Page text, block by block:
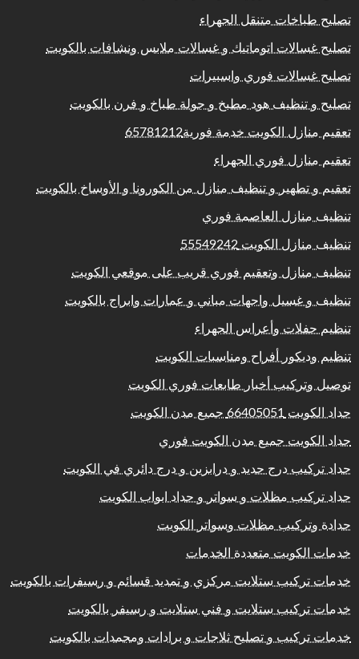
تصليح طباخات متنقل الجهراء
تصليح غسالات اتوماتيك و غسالات ملابس ونشافات بالكويت
تصليح غسالات فوري واسبيرات
تصليح و تنظيف هود مطبخ و جولة طباخ و فرن بالكويت
تعقيم منازل الكويت خدمة فورية65781212
تعقيم منازل فوري الجهراء
تعقيم و تطهير و تنظيف منازل من الكورونا و الأوساخ بالكويت
تنظيف منازل العاصمة فوري
تنظيف منازل الكويت 55549242
تنظيف منازل وتعقيم فوري قريب على موقعي الكويت
تنظيف و غسيل واجهات مباني و عمارات وابراج بالكويت
تنظيم حفلات وأعراس الجهراء
تنظيم وديكور أفراح ومناسبات الكويت
توصيل وتركيب أخبار طابعات فوري الكويت
حداد الكويت 66405051 جميع مدن الكويت
حداد الكويت جميع مدن الكويت فوري
حداد تركيب درج حديد و درابزين و درج دائري في الكويت
حداد تركيب مظلات و سواتر و حداد ابواب الكويت
حدادة وتركيب مظلات وسواتر الكويت
خدمات الكويت متعددة الخدمات
خدمات تركيب ستلايت مركزي و تمديد قسائم و رسيفرات بالكويت
خدمات تركيب ستلايت و فني ستلايت و رسيفر بالكويت
خدمات تركيب و تصليح ثلاجات و برادات ومجمدات بالكويت